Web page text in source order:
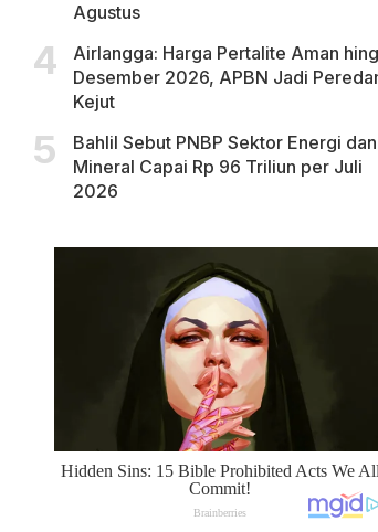
Agustus
Airlangga: Harga Pertalite Aman
Desember 2026, APBN Jadi
Kejut
Bahlil Sebut PNBP Sektor Energi dan
Mineral Capai Rp 96 Triliun per Juli
2026